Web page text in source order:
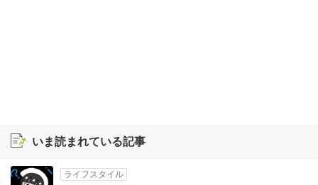
いま読まれている記事
ライフスタイル